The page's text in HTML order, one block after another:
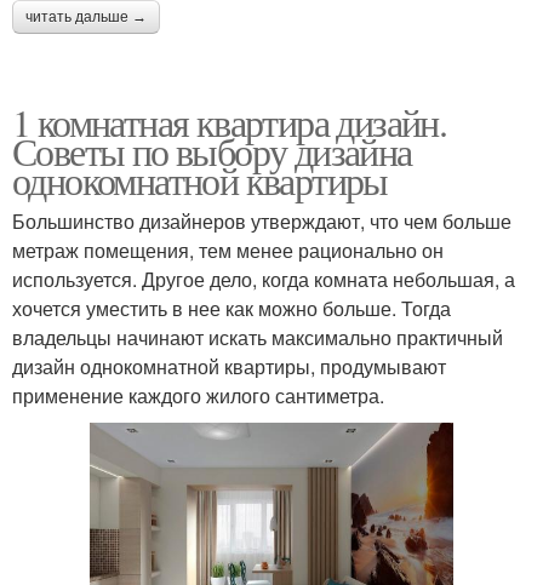
читать дальше →
1 комнатная квартира дизайн.
Советы по выбору дизайна
однокомнатной квартиры
Большинство дизайнеров утверждают, что чем больше
метраж помещения, тем менее рационально он
используется. Другое дело, когда комната небольшая, а
хочется уместить в нее как можно больше. Тогда
владельцы начинают искать максимально практичный
дизайн однокомнатной квартиры, продумывают
применение каждого жилого сантиметра.